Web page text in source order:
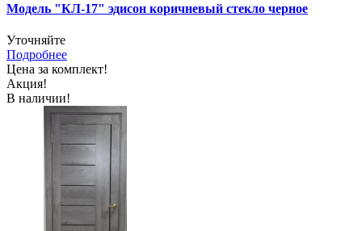
Модель "КЛ-17" эдисон коричневый стекло черное
Уточняйте
Подробнее
Цена за комплект!
Акция!
В наличии!